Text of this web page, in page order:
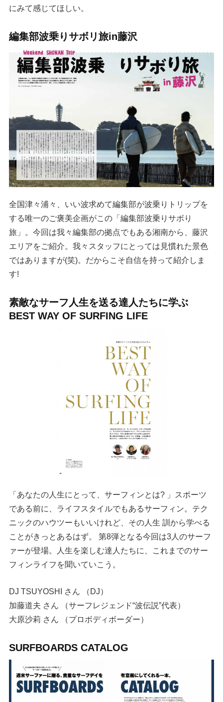
にみて感じてほしい。
編集部波乗りサボリ旅in藤沢
全国津々浦々、いい波求めて編集部が波乗りトリップを
する唯一のご褒美企画がこの「編集部波乗りサボり
旅」。今回は我々編集部の拠点でもある湘南から、藤沢
エリアをご紹介。我々スタッフにとっては見慣れた景色
ではありますが(笑)。だからこそ自信を持って紹介しま
す!
素敵なサーフ人生を送る達人たちに学ぶ
BEST WAY OF SURFING LIFE
「あなたの人生にとって、サーフィンとは? 」スポーツ
である前に、ライフスタイルでもあるサーフィン。テク
ニックのハウツーもいいけれど、その人生 訓から学べる
ことがきっとあるはず。 第8弾となる今回は3人のサーフ
ァーが登場。人生を楽しむ達人たちに、これまでのサー
フィンライフを聞いていこう。
DJ TSUYOSHI さん （DJ）
加藤道夫 さん （サーフレジェンド“波伝説”代表）
大原沙莉 さん （プロボディボーダー）
SURFBOARDS CATALOG